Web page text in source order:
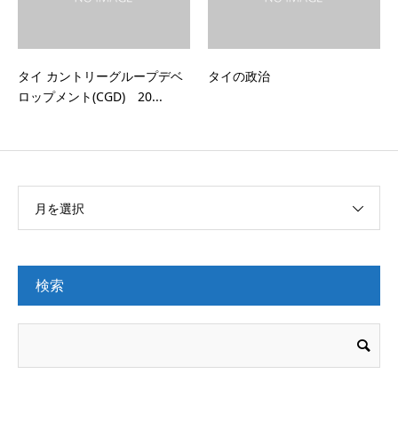
タイ カントリーグループデベ
ロップメント(CGD) 20...
タイの政治
月を選択
検索